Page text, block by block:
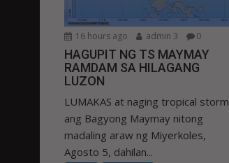
16 hours ago admin 3 0
HAGUPIT NG TS MAYMAY
RAMDAM SA HILAGANG
LUZON
LUMAKAS at naging tropical storm
ang Bagyong Maymay nitong
madaling araw ng Miyerkoles,
Agosto 5, dahilan...